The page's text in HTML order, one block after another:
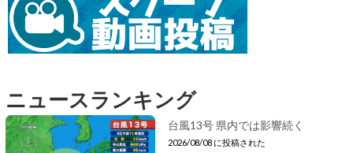
ニュースランキング
台風13号 県内では影響続く
2026/08/08 に投稿された